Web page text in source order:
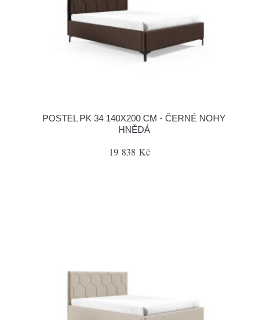
POSTEL PK 34 140X200 CM - ČERNÉ NOHY
HNĚDÁ
19 838 Kč